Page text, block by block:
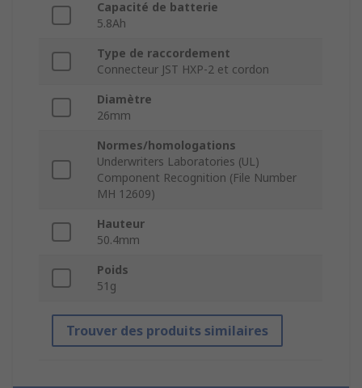
Capacité de batterie
5.8Ah
Type de raccordement
Connecteur JST HXP-2 et cordon
Diamètre
26mm
Normes/homologations
Underwriters Laboratories (UL)
Component Recognition (File Number
MH 12609)
Hauteur
50.4mm
Poids
51g
Trouver des produits similaires